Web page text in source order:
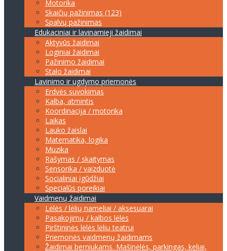
Motorika
Skaičių pažinimas (123)
Spalvų pažinimas
Edukaciniai ir lavinamieji žaidimai
Aktyvūs žaidimai
Loginiai žaidimai
Pažinimo žaidimai
Stalo žaidimai
Lavinimo ir ugdymo priemonės
Erdvės suvokimas
Kalba, atmintis
Koordinacija / motorika
Laikas
Lauko žaislai
Matematika, logika
Muzika
Rašymas / skaitymas
Sensorika / vaizduotė
Socialiniai įgūdžiai
Specialūs poreikiai
Vaidmenų žaidimai
Lėlės / lėlių nameliai / aksesuarai
Pasakojimų / kalbos lėlės
Pirštininės lėlės lėlių teatrui
Priemonės vaidmenų žaidimams
Žaidimai berniukams. Mašinėlės, parkingas, keliai,